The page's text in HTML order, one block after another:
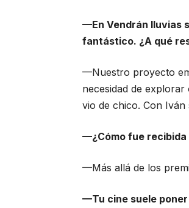
—En Vendrán lluvias
fantástico. ¿A qué
—Nuestro proyecto
necesidad de
vio de chico. Con
—¿Cómo fue
—Más allá de los
—Tu cine suele